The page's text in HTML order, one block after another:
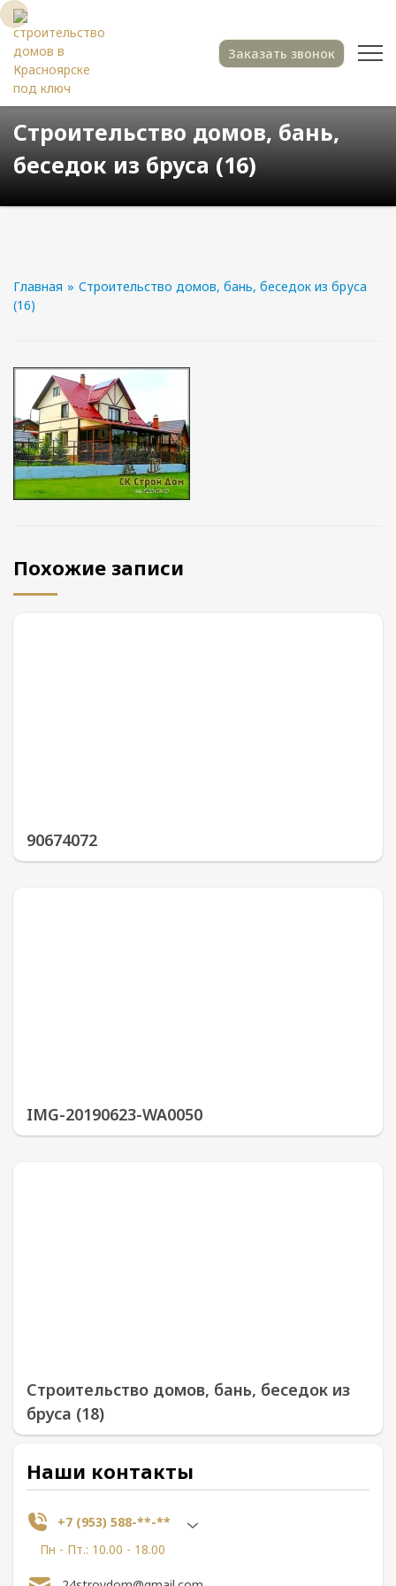
Заказать звонок
Строительство домов, бань,
беседок из бруса (16)
Главная » Строительство домов, бань, беседок из бруса
(16)
Похожие записи
90674072
IMG-20190623-WA0050
Строительство домов, бань, беседок из
бруса (18)
Наши контакты
+7 (953) 588-**-**
Пн - Пт.: 10.00 - 18.00